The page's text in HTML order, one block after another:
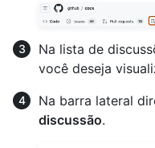
Na lista de
você deseja
Na barra lateral
discussão.